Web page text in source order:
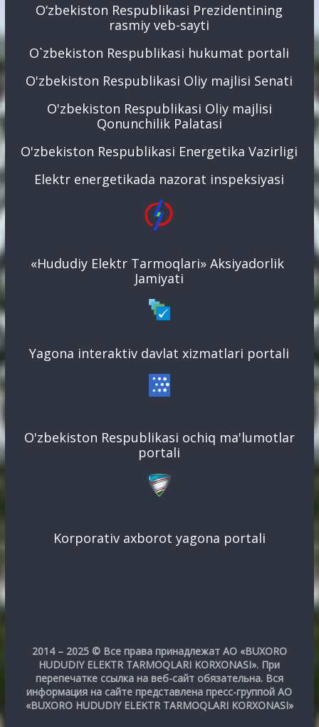
O‘zbekiston Respublikasi Prezidentining
rasmiy veb-sayti
O`zbekiston Respublikasi hukumat portali
O'zbekiston Respublikasi Oliy majlisi Senati
O'zbekiston Respublikasi Oliy majlisi
Qonunchilik Palatasi
O'zbekiston Respublikasi Energetika Vazirligi
Elektr energetikada nazorat inspeksiyasi
«Hududiy Elektr Tarmoqlari» Aksiyadorlik
Jamiyati
Yagona interaktiv davlat xizmatlari portali
O'zbekiston Respublikasi ochiq ma'lumotlar
portali
Korporativ axborot yagona portali
2014 – 2025 © Все права принадлежат АО «BUXORO
HUDUDIY ELEKTR TARMOQLARI KORXONASI». При
перепечатке ссылка на веб-сайт обязательна. Вся
информация на сайте представлена пресс-группой АО
«BUXORO HUDUDIY ELEKTR TARMOQLARI KORXONASI»